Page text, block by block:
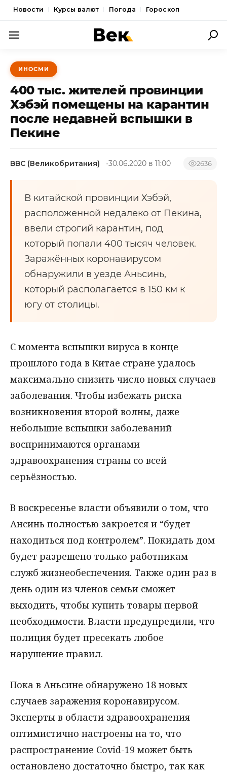
Новости Курсы валют Погода Гороскоп
ПОЛИТИКА
ЭКОНОМИКА
ОБЩЕСТВО
СПОРТ
КУЛЬТУРА
НОВОСТИ
ИНОСМИ
400 тыс. жителей провинции
Хэбэй помещены на карантин
после недавней вспышки в
Пекине
BBC (Великобритания) 30.06.2020 в 11:00 2636
В китайской провинции Хэбэй,
расположенной недалеко от Пекина,
ввели строгий карантин, под
который попали 400 тысяч человек.
Заражённых коронавирусом
обнаружили в уезде Аньсинь,
который располагается в 150 км к
югу от столицы.
С момента вспышки вируса в конце
прошлого года в Китае стране удалось
максимально снизить число новых случаев
заболевания. Чтобы избежать риска
возникновения второй волны, даже
небольшие вспышки заболеваний
воспринимаются органами
здравоохранения страны со всей
серьёзностью.
В воскресенье власти объявили о том, что
Ансинь полностью закроется и “будет
находиться под контролем”. Покидать дом
будет разрешено только работникам
служб жизнеобеспечения. Также один раз в
день один из членов семьи сможет
выходить, чтобы купить товары первой
необходимости. Власти предупредили, что
полиция будет пресекать любое
нарушение правил.
Пока в Аньсине обнаружено 18 новых
случаев заражения коронавирусом.
Эксперты в области здравоохранения
оптимистично настроены на то, что
распространение Covid-19 может быть
остановлено достаточно быстро, так как